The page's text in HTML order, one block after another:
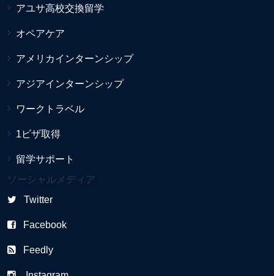
アユサ高校交換留学
オペアケア
アメリカインターンシップ
アジアインターンシップ
ワークトラベル
1ビザ取得
留学サポート
ソーシャルメディア
Twitter
Facebook
Feedly